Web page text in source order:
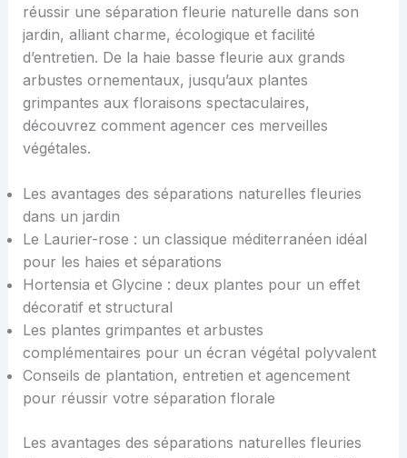
réussir une séparation fleurie naturelle dans son
jardin, alliant charme, écologique et facilité
d’entretien. De la haie basse fleurie aux grands
arbustes ornementaux, jusqu’aux plantes
grimpantes aux floraisons spectaculaires,
découvrez comment agencer ces merveilles
végétales.
Les avantages des séparations naturelles fleuries
dans un jardin
Le Laurier-rose : un classique méditerranéen idéal
pour les haies et séparations
Hortensia et Glycine : deux plantes pour un effet
décoratif et structural
Les plantes grimpantes et arbustes
complémentaires pour un écran végétal polyvalent
Conseils de plantation, entretien et agencement
pour réussir votre séparation florale
Les avantages des séparations naturelles fleuries